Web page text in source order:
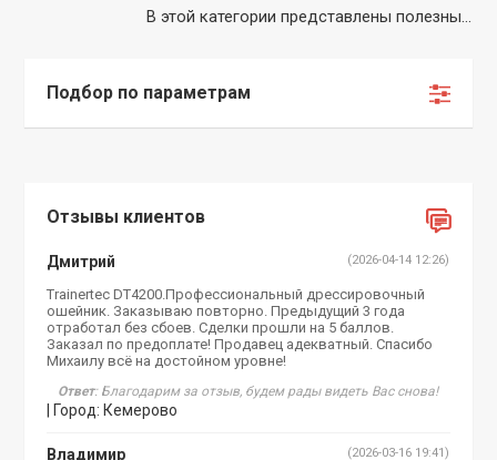
В этой категории представлены полезные аксессуары для кошек, такие как GPS ошейники, электронные ошейники и заборы, удобные переноски, автоматические кормушки, адресники и многое другое. GPS ошейники помогут отслеживать домашнее животное и предотвратить его потерю. Электронные ошейники для кошек помогут отучить кошку прыгать на стол или драть вещи. Электронные заборы позволяют устанавливать невидимый ограждающий периметр для мохнатых разбойников и тем самым избежать проникновения в запретные участки дома. Удобные и технологичные переноски помогут Вам легко транспортировать котика в транспорте. Автоматические кормушки покормят Вашего питомца в отсутствие хозяина строго по расписанию. Адресник это особый кулончик, внутри которого находится записка с контактными данными хозяина животного. Наши консультанты расскажут всю информацию про любой товар и помогут Вам с выбором!
Подбор по параметрам
Отзывы клиентов
Дмитрий (2026-04-14 12:26)
Trainertec DT4200.Профессиональный дрессировочный
ошейник. Заказываю повторно. Предыдущий 3 года
отработал без сбоев. Сделки прошли на 5 баллов.
Заказал по предоплате! Продавец адекватный. Спасибо
Михаилу всё на достойном уровне!
Ответ: Благодарим за отзыв, будем рады видеть Вас снова!
| Город: Кемерово
Владимир (2026-03-16 19:41)